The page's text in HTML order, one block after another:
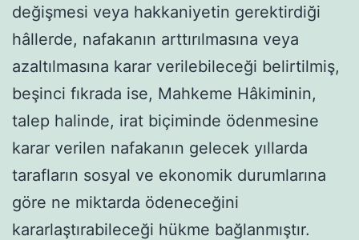
değişmesi veya hakkaniyetin gerektirdiği
hâllerde, nafakanın arttırılmasına veya
azaltılmasına karar verilebileceği belirtilmiş,
beşinci fıkrada ise, Mahkeme Hâkiminin,
talep halinde, irat biçiminde ödenmesine
karar verilen nafakanın gelecek yıllarda
tarafların sosyal ve ekonomik durumlarına
göre ne miktarda ödeneceğini
kararlaştırabileceği hükme bağlanmıştır.